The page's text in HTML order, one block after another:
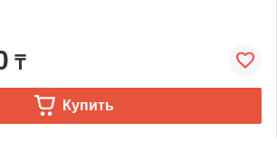
₸
Купить